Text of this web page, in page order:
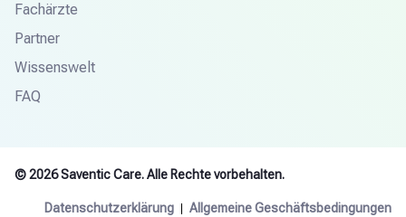
Fachärzte
Partner
Wissenswelt
FAQ
© 2026 Saventic Care. Alle Rechte vorbehalten.
Datenschutzerklärung Allgemeine Geschäftsbedingungen